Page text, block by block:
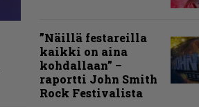
”Näillä festareilla
kaikki on aina
kohdallaan” –
raportti John Smith
Rock Festivalista